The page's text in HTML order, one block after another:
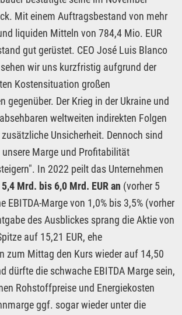
Mit einem Auftragsbestand von mehr
liquiden Mitteln von 784,4 Mio. EUR
gut gerüstet. CEO José Luis Blanco
wir uns kurzfristig aufgrund der
Kostensituation großen
gegenüber. Der Krieg in der Ukraine und
weltweiten indirekten Folgen
Unsicherheit. Dennoch sind
Marge und Profitabilität
In 2022 peilt das Unternehmen
Mrd. bis 6,0 Mrd. EUR an (vorher 5
EBITDA-Marge von 1,0% bis 3,5% (vorher
des Ausblickes sprang die Aktie von
auf 15,21 EUR, ehe
zum Mittag den Kurs wieder auf 14,50
dürfte die schwache EBITDA Marge sein,
Rohstoffpreise und Energiekosten
ggf. sogar wieder unter die